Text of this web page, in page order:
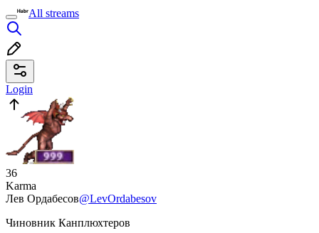
All streams
Login
36
Karma
Лев Ордабесов@LevOrdabesov
Чиновник Канплюхтеров